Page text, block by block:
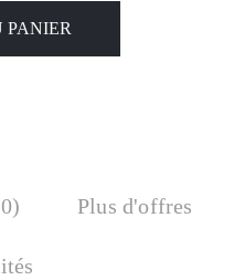
PANIER
Plus d'offres